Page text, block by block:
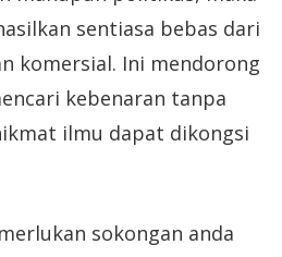
sentiasa bebas dari
komersial. Ini mendorong
kebenaran tanpa
ilmu dapat dikongsi
sokongan anda